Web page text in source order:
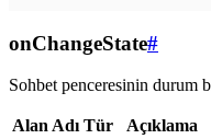
onChangeState#
Sohbet penceresinin durum
Alan Adı Tür
Açıklama